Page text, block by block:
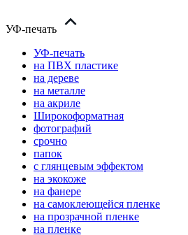
УФ-печать
УФ-печать
на ПВХ пластике
на дереве
на металле
на акриле
Широкоформатная
фотографий
срочно
папок
с глянцевым эффектом
на экокоже
на фанере
на самоклеющейся пленке
на прозрачной пленке
на пленке